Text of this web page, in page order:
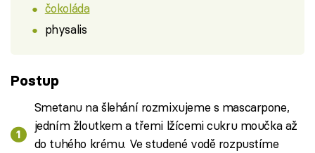
čokoláda
physalis
Postup
Smetanu na šlehání rozmixujeme s mascarpone,
jedním žloutkem a třemi lžícemi cukru moučka až
do tuhého krému. Ve studené vodě rozpustíme